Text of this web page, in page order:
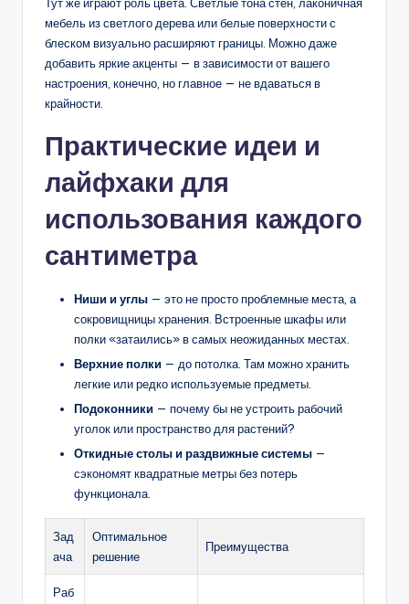
мебель из светлого дерева или белые поверхности с
блеском визуально расширяют границы. Можно даже
добавить яркие акценты — в зависимости от вашего
настроения, конечно, но главное — не вдаваться в
крайности.
Практические идеи и
лайфхаки для
использования каждого
сантиметра
Ниши и углы — это не просто проблемные места, а
сокровищницы хранения. Встроенные шкафы или
полки «затаились» в самых неожиданных местах.
Верхние полки — до потолка. Там можно хранить
легкие или редко используемые предметы.
Подоконники — почему бы не устроить рабочий
уголок или пространство для растений?
Откидные столы и раздвижные системы —
сэкономят квадратные метры без потерь
функционала.
Зад
ача
Оптимальное
решение
Преимущества
Раб